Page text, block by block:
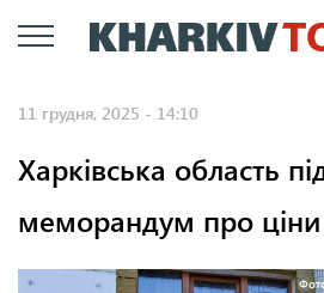
до
11 грудня, 2025 - 14:10
Харківська область
меморандум про ціни